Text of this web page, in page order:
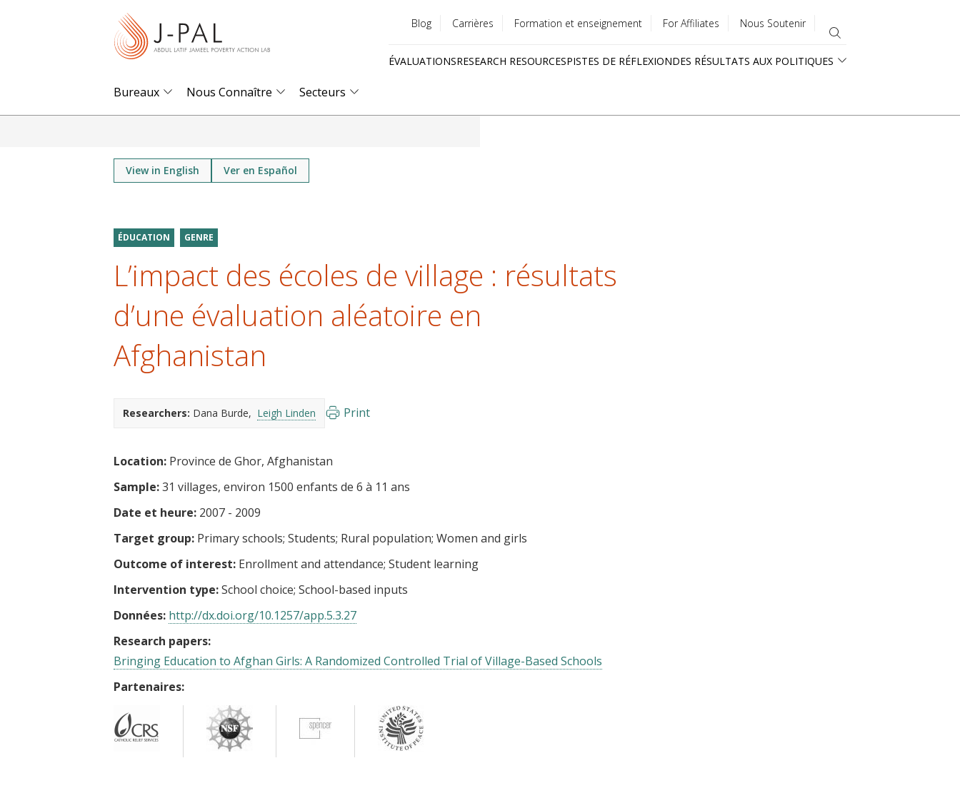
menu
Blog Carrières Formation et enseignement For Affiliates Nous Soutenir
ÉVALUATIONSRESEARCH RESOURCESPISTES DE RÉFLEXIONDES RÉSULTATS AUX POLITIQUES
Bureaux Nous Connaître Secteurs
View in English Ver en Español
ÉDUCATION GENRE
L’impact des écoles de village : résultats
d’une évaluation aléatoire en
Afghanistan
Researchers: Dana Burde Leigh Linden Print
Location: Province de Ghor, Afghanistan
Sample:31 villages, environ 1500 enfants de 6 à 11 ans
Date et heure: 2007 - 2009
Target group: Primary schools Students Rural population Women and girls
Outcome of interest: Enrollment and attendance Student learning
Intervention type:School choice School-based inputs
Données: http://dx.doi.org/10.1257/app.5.3.27
Research papers:
Bringing Education to Afghan Girls: A Randomized Controlled Trial of Village-Based Schools
Partenaires: